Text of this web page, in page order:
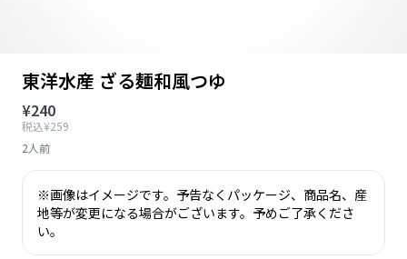
東洋水産 ざる麺和風つゆ
¥240
税込¥259
2人前
※画像はイメージです。予告なくパッケージ、商品名、産
地等が変更になる場合がございます。予めご了承くださ
い。